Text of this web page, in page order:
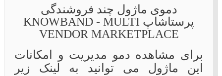
دموی ماژول چند فروشندگی
پرستاشاپ KNOWBAND - MULTI
VENDOR MARKETPLACE
برای مشاهده دمو مدیریت و امکانات
این ماژول می توانید به لینک زیر